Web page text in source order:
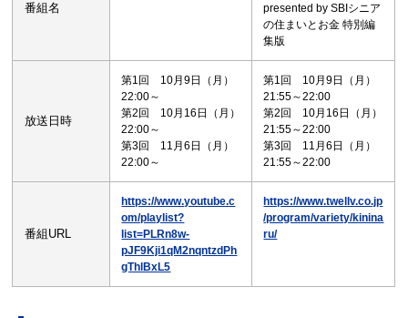
番組名
presented by SBIシニア
の住まいとお金 特別編
集版
放送日時
第1回 10月9日（月）
22:00～
第2回 10月16日（月）
22:00～
第3回 11月6日（月）
22:00～
第1回 10月9日（月）
21:55～22:00
第2回 10月16日（月）
21:55～22:00
第3回 11月6日（月）
21:55～22:00
番組URL
https://www.youtube.c
om/playlist?
list=PLRn8w-
pJF9Kji1qM2nqntzdPh
gThlBxL5
https://www.twellv.co.jp
/program/variety/kinina
ru/